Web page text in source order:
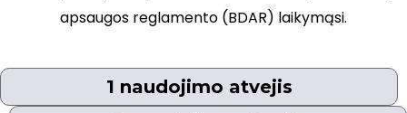
apsaugos reglamento (BDAR) laikymąsi.
1 naudojimo atvejis